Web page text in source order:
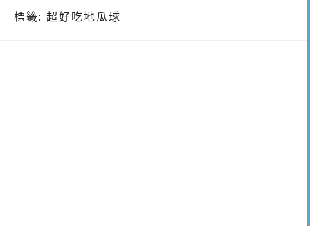
標籤: 超好吃地瓜球